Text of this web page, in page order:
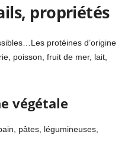
propriétés
protéines d’origine
poisson, fruit de mer, lait,
végétale
pâtes, légumineuses,